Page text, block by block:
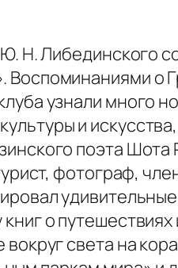
Н. Либединского
о
узнали много
и
поэта Шота
фотограф,
о
света на